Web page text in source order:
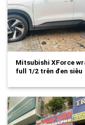
Mitsubishi XForce
full 1/2 trên đen siêu